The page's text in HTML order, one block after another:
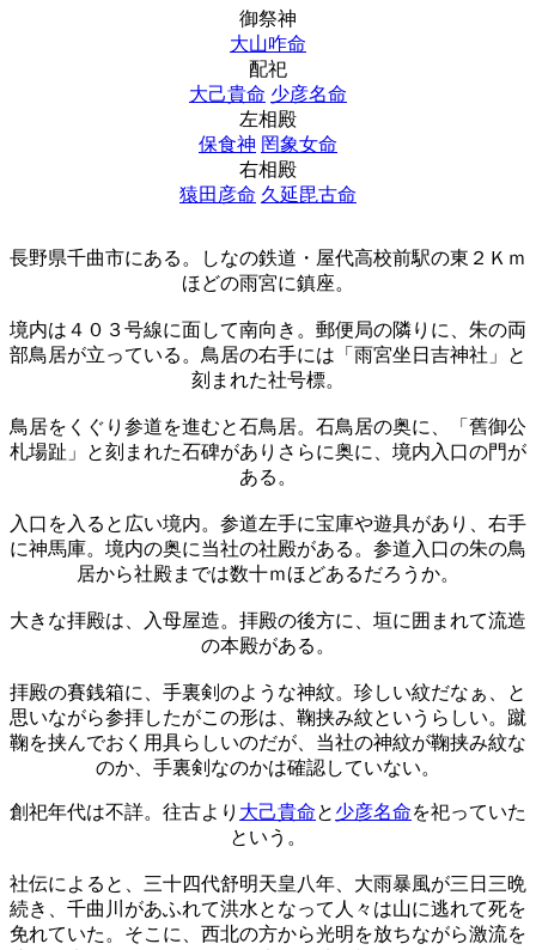
御祭神
大山咋命
配祀
大己貴命 少彦名命
左相殿
保食神 罔象女命
右相殿
猿田彦命 久延毘古命
長野県千曲市にある。しなの鉄道・屋代高校前駅の東２Ｋｍ
ほどの雨宮に鎮座。
境内は４０３号線に面して南向き。郵便局の隣りに、朱の両
部鳥居が立っている。鳥居の右手には「雨宮坐日吉神社」と
刻まれた社号標。
鳥居をくぐり参道を進むと石鳥居。石鳥居の奥に、「舊御公
札場趾」と刻まれた石碑がありさらに奥に、境内入口の門が
ある。
入口を入ると広い境内。参道左手に宝庫や遊具があり、右手
に神馬庫。境内の奥に当社の社殿がある。参道入口の朱の鳥
居から社殿までは数十ｍほどあるだろうか。
大きな拝殿は、入母屋造。拝殿の後方に、垣に囲まれて流造
の本殿がある。
拝殿の賽銭箱に、手裏剣のような神紋。珍しい紋だなぁ、と
思いながら参拝したがこの形は、鞠挟み紋というらしい。蹴
鞠を挟んでおく用具らしいのだが、当社の神紋が鞠挟み紋な
のか、手裏剣なのかは確認していない。
創祀年代は不詳。往古より 大己貴命と 少彦名命を祀っていた
という。
社伝によると、三十四代舒明天皇八年、大雨暴風が三日三晩
続き、千曲川があふれて洪水となって人々は山に逃れて死を
免れていた。そこに、西北の方から光明を放ちながら激流を